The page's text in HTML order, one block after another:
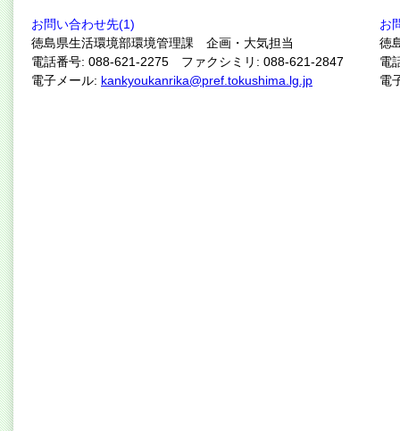
お問い合わせ先(1)
徳島県生活環境部環境管理課 企画・大気担当
電話番号: 088-621-2275 ファクシミリ: 088-621-2847
電子メール: kankyoukanrika@pref.tokushima.lg.jp
お
徳
電
電